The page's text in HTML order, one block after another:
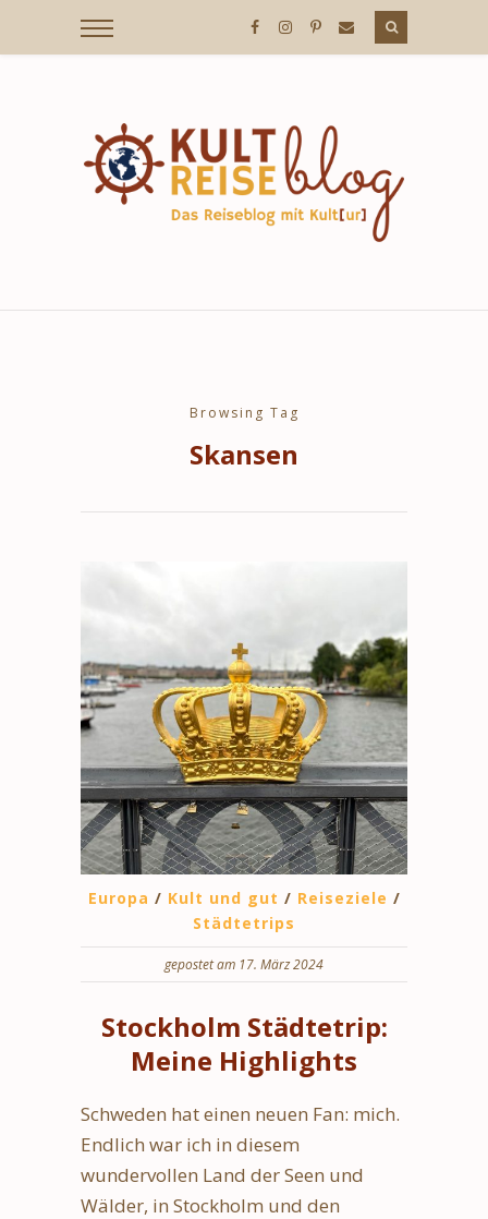
/
KULT[UR]
Browsing Tag
Skansen
Europa / Kult und gut / Reiseziele /
Städtetrips
gepostet am 17. März 2024
Stockholm Städtetrip:
Meine Highlights
Schweden hat einen neuen Fan: mich.
Endlich war ich in diesem
wundervollen Land der Seen und
Wälder, in Stockholm und den